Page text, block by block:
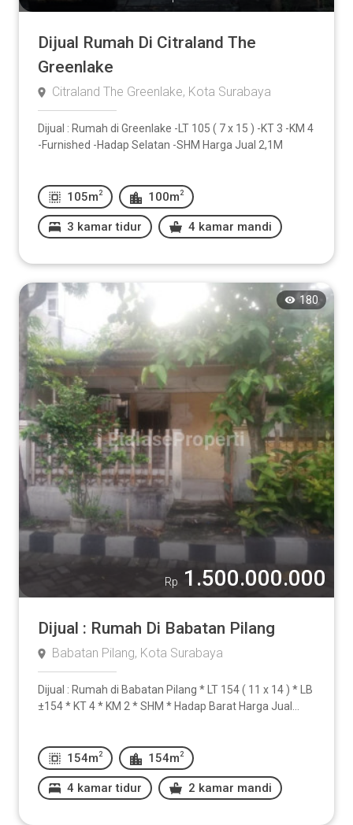
Dijual Rumah Di Citraland The
Greenlake
Citraland The Greenlake, Kota Surabaya
Dijual : Rumah di Greenlake -LT 105 ( 7 x 15 ) -KT 3 -KM 4
-Furnished -Hadap Selatan -SHM Harga Jual 2,1M
105m 2 100m 2
3 kamar tidur 4 kamar mandi
180
Rp 1.500.000.000
Dijual : Rumah Di Babatan Pilang
Babatan Pilang, Kota Surabaya
Dijual : Rumah di Babatan Pilang * LT 154 ( 11 x 14 ) * LB
±154 * KT 4 * KM 2 * SHM * Hadap Barat Harga Jual...
154m 2 154m 2
4 kamar tidur 2 kamar mandi